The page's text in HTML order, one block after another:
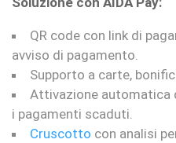
QR code con link di
avviso di pagamento.
Supporto a carte,
Attivazione automatica
i pagamenti scaduti.
Cruscotto con analisi